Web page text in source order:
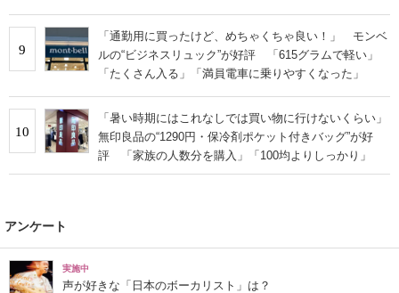
9
「通勤用に買ったけど、めちゃくちゃ良い！」 モンベ
ルの“ビジネスリュック”が好評 「615グラムで軽い」
「たくさん入る」「満員電車に乗りやすくなった」
10
「暑い時期にはこれなしでは買い物に行けないくらい」
無印良品の“1290円・保冷剤ポケット付きバッグ”が好
評 「家族の人数分を購入」「100均よりしっかり」
アンケート
実施中
声が好きな「日本のボーカリスト」は？